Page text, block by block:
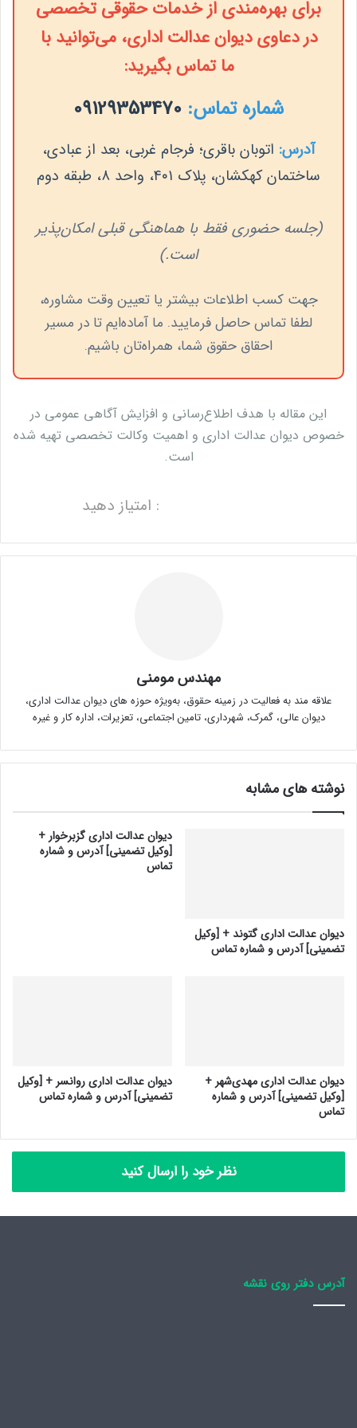
برای بهره‌مندی از خدمات حقوقی تخصصی
در دعاوی دیوان عدالت اداری، می‌توانید با
ما تماس بگیرید:
شماره تماس:
آدرس: اتوبان باقری؛ فرجام غربی، بعد از عبادی،
ساختمان کهکشان، پلاک ۴۰۱، واحد ۸، طبقه دوم
(جلسه حضوری فقط با هماهنگی قبلی امکان‌پذیر
است.)
جهت کسب اطلاعات بیشتر یا تعیین وقت مشاوره،
لطفا تماس حاصل فرمایید. ما آماده‌ایم تا در مسیر
احقاق حقوق شما، همراه‌تان باشیم.
این مقاله با هدف اطلاع‌رسانی و افزایش آگاهی عمومی در
خصوص دیوان عدالت اداری و اهمیت وکالت تخصصی تهیه شده
است.
: امتیاز دهید
مهندس مومنی
علاقه مند به فعالیت در زمینه حقوق، به‌ویژه حوزه های دیوان عدالت اداری،
دیوان عالی، گمرک، شهرداری، تامین اجتماعی، تعزیرات، اداره کار و غیره
نوشته های مشابه
دیوان عدالت اداری گتوند + [وکیل
تضمینی] آدرس و شماره تماس
دیوان عدالت اداری گزبرخوار +
[وکیل تضمینی] آدرس و شماره
تماس
دیوان عدالت اداری مهدی‌شهر +
[وکیل تضمینی] آدرس و شماره
تماس
دیوان عدالت اداری روانسر + [وکیل
تضمینی] آدرس و شماره تماس
نظر خود را ارسال کنید
آدرس دفتر روی نقشه